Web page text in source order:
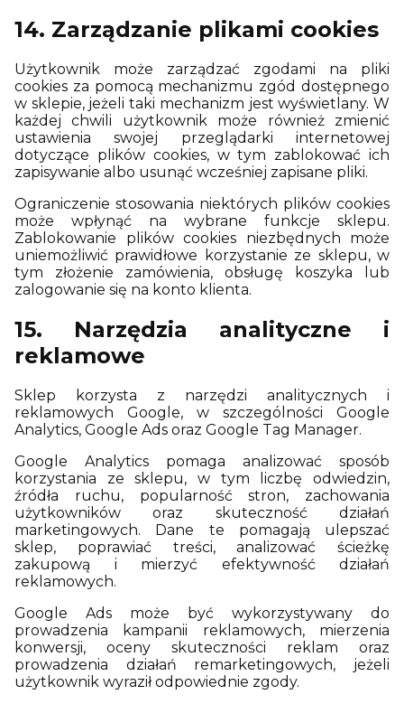
14. Zarządzanie plikami cookies
Użytkownik może zarządzać zgodami na pliki
cookies za pomocą mechanizmu zgód dostępnego
w sklepie, jeżeli taki mechanizm jest wyświetlany. W
każdej chwili użytkownik może również zmienić
ustawienia swojej przeglądarki internetowej
dotyczące plików cookies, w tym zablokować ich
zapisywanie albo usunąć wcześniej zapisane pliki.
Ograniczenie stosowania niektórych plików cookies
może wpłynąć na wybrane funkcje sklepu.
Zablokowanie plików cookies niezbędnych może
uniemożliwić prawidłowe korzystanie ze sklepu, w
tym złożenie zamówienia, obsługę koszyka lub
zalogowanie się na konto klienta.
15. Narzędzia analityczne i
reklamowe
Sklep korzysta z narzędzi analitycznych i
reklamowych Google, w szczególności Google
Analytics, Google Ads oraz Google Tag Manager.
Google Analytics pomaga analizować sposób
korzystania ze sklepu, w tym liczbę odwiedzin,
źródła ruchu, popularność stron, zachowania
użytkowników oraz skuteczność działań
marketingowych. Dane te pomagają ulepszać
sklep, poprawiać treści, analizować ścieżkę
zakupową i mierzyć efektywność działań
reklamowych.
Google Ads może być wykorzystywany do
prowadzenia kampanii reklamowych, mierzenia
konwersji, oceny skuteczności reklam oraz
prowadzenia działań remarketingowych, jeżeli
użytkownik wyraził odpowiednie zgody.